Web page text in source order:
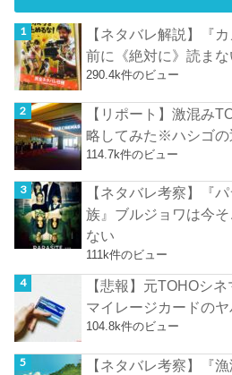
【ネタバレ解説】『
前に《絶対に》読ま
290.4k件のビュー
【リポート】激混み
略してみた※ハシゴの
114.7k件のビュー
【ネタバレ考察】『
族』ブルジョワは今
ない
111k件のビュー
【悲報】元TOHOシ
マイレージカードの
104.8k件のビュー
【ネタバレ考察】『